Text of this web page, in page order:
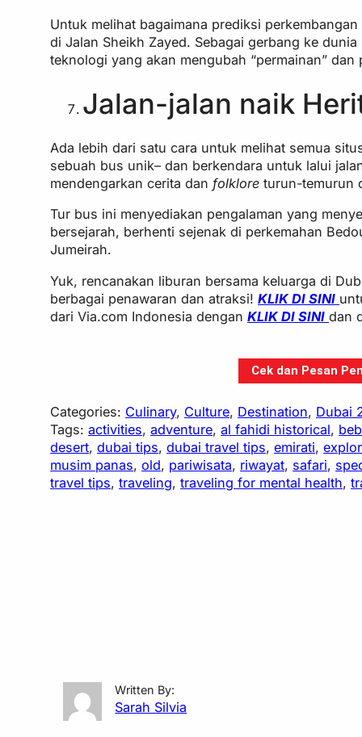
Untuk melihat bagaimana prediksi
di Jalan Sheikh Zayed. Sebagai gerbang ke
teknologi yang akan mengubah “permainan”
Jalan-jalan naik
Ada lebih dari satu cara untuk melihat semua
sebuah bus unik– dan berkendara untuk lalui
mendengarkan cerita danfolklore turun-temurun
Tur bus ini menyediakan pengalaman yang
bersejarah, berhenti sejenak di perkemahan
Jumeirah.
Yuk, rencanakan liburan bersama keluarga di
berbagai penawaran dan atraksi!KLIK DI SINI
dari Via.com Indonesia denganKLIK DI SINI dan
Cek dan Pesan
Categories: Culinary, Culture, Destination, Dubai
Tags:activities, adventure, al fahidi historical,
desert, dubai tips, dubai travel tips, emirati,
musim panas, old, pariwisata, riwayat, safari,
travel tips, traveling, traveling for mental health,
Written By:
Sarah Silvia